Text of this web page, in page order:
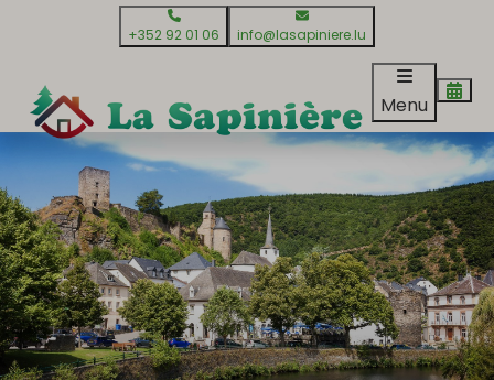
+352 92 01 06 info@lasapiniere.lu
Menu